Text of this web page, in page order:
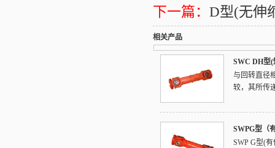
下一篇： D型(无伸
相关产品
SWC DH型
与回转直径
较，其所传
SWPG型（
SWP G型(